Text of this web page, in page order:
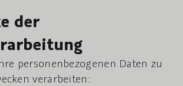
der
personenbezogenen Daten zu
verarbeiten: